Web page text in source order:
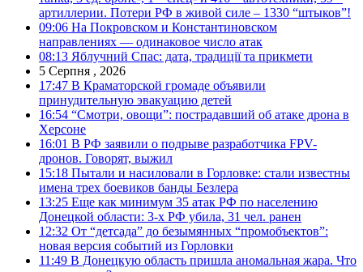
артиллерии. Потери РФ в живой силе – 1330 “штыков”!
09:06 На Покровском и Константиновском
направлениях — одинаковое число атак
08:13 Яблучний Спас: дата, традиції та прикмети
5 Серпня , 2026
17:47 В Краматорской громаде объявили
принудительную эвакуацию детей
16:54 “Смотри, овощи”: пострадавший об атаке дрона в
Херсоне
16:01 В РФ заявили о подрыве разработчика FPV-
дронов. Говорят, выжил
15:18 Пытали и насиловали в Горловке: стали известны
имена трех боевиков банды Безлера
13:25 Еще как минимум 35 атак РФ по населению
Донецкой области: 3-х РФ убила, 31 чел. ранен
12:32 От “детсада” до безымянных “промобъектов”:
новая версия событий из Горловки
11:49 В Донецкую область пришла аномальная жара. Что